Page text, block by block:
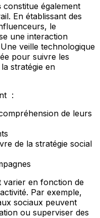
constitue également
En établissant des
le
une interaction
veille technologique
pour suivre les
stratégie en
:
de leurs
de la stratégie social
varier en fonction de
Par exemple,
sociaux peuvent
ou superviser des